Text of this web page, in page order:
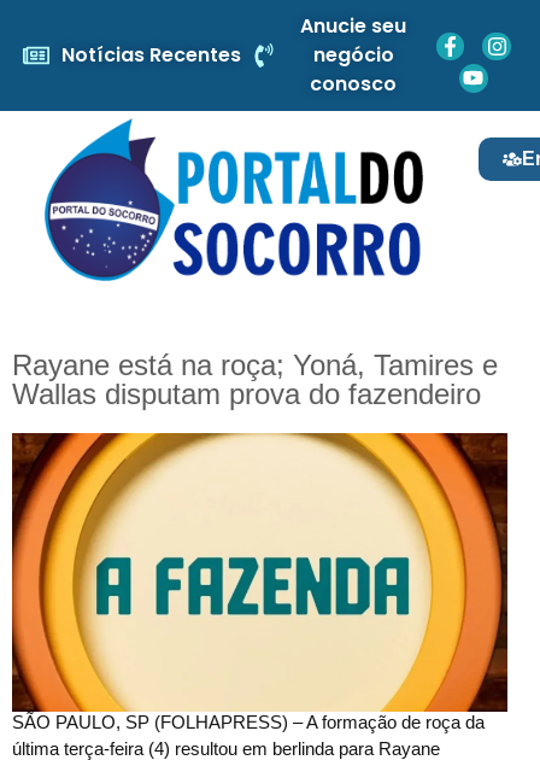
Notícias Recentes
Anucie seu
negócio
conosco
Rayane está na roça; Yoná, Tamires e
Wallas disputam prova do fazendeiro
SÃO PAULO, SP (FOLHAPRESS) – A formação de roça da
última terça-feira (4) resultou em berlinda para Rayane